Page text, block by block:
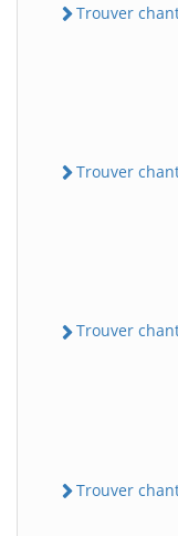
Trouver
Trouver
Trouver
Trouver